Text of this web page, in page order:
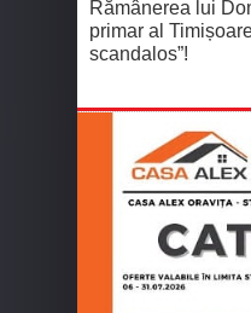
Rămânerea lui
primar al
scandalos”!